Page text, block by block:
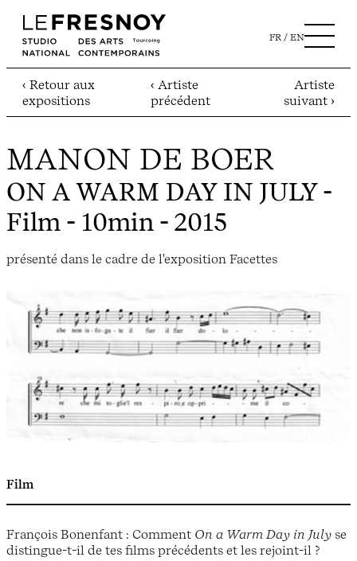
FR EN
‹ Retour aux
expositions
‹ Artiste
précédent
Artiste
suivant ›
MANON DE BOER
ON A WARM DAY IN JULY-
Film - 10min - 2015
présenté dans le cadre de l'exposition Facettes
Film
François Bonenfant : Comment On a Warm Day in July se
distingue-t-il de tes films précédents et les rejoint-il ?